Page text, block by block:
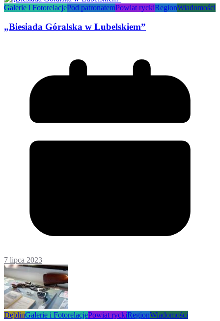
Galerie i FotorelacjePod patronatemPowiat ryckiRegionWiadomości
„Biesiada Góralska w Lubelskiem”
7 lipca 2023
DęblinGalerie i FotorelacjePowiat ryckiRegionWiadomości